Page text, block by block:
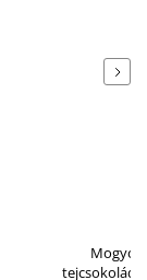
Next